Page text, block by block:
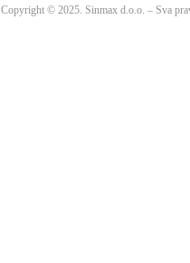
Copyright © 2025. Sinmax d.o.o. – Sva